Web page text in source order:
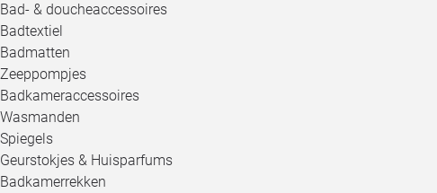
Bad- & doucheaccessoires
Badtextiel
Badmatten
Zeeppompjes
Badkameraccessoires
Wasmanden
Spiegels
Geurstokjes & Huisparfums
Badkamerrekken